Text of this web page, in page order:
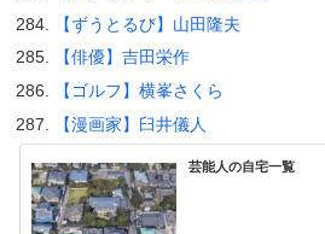
【ずうとるび】山田隆夫
【俳優】吉田栄作
【ゴルフ】横峯さくら
【漫画家】臼井儀人
芸能人の自宅一覧